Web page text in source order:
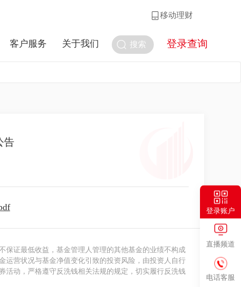
登录账户
直播频道
电话客服
移动理财
搜索 登录查询
客户服务 关于我们
告
保证最低收益，基金管理人管理的其他基金的业绩不构成
运营状况与基金净值变化引致的投资风险，由投资人自行
活动，严格遵守反洗钱相关法规的规定，切实履行反洗钱